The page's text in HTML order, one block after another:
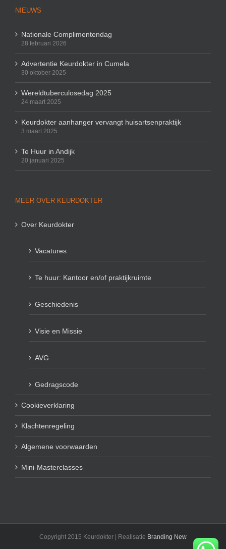
NIEUWS
Nationale Complimentendag
28 februari 2026
Advertentie Keurdokter in Cumela
30 oktober 2025
Wereldtuberculosedag 2025
24 maart 2025
Keurdokter aanhanger vervangt huisartsenpraktijk
3 maart 2025
Te Huur in Andijk
20 januari 2025
MEER OVER KEURDOKTER
Over Keurdokter
Vacatures
Te huur: Kantoor en/of praktijkruimte
Geschiedenis
Visie en Missie
AVG
Gedragscode
Cookieverklaring
Klachtenregeling
Algemene voorwaarden
Mini-Masterclasses
Copyright 2015 Keurdokter | Realisatie Branding New